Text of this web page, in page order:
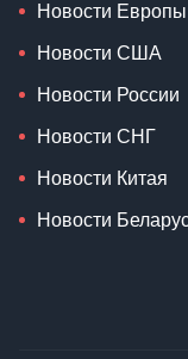
Новости Европы
Новости США
Новости России
Новости СНГ
Новости Китая
Новости